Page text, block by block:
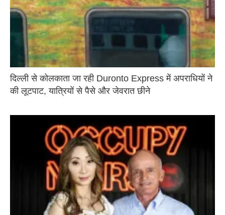
दिल्ली से कोलकाता जा रही Duronto Express में अपराधियों ने
की लूटपाट, यात्रियों से पैसे और जेवरात छीने